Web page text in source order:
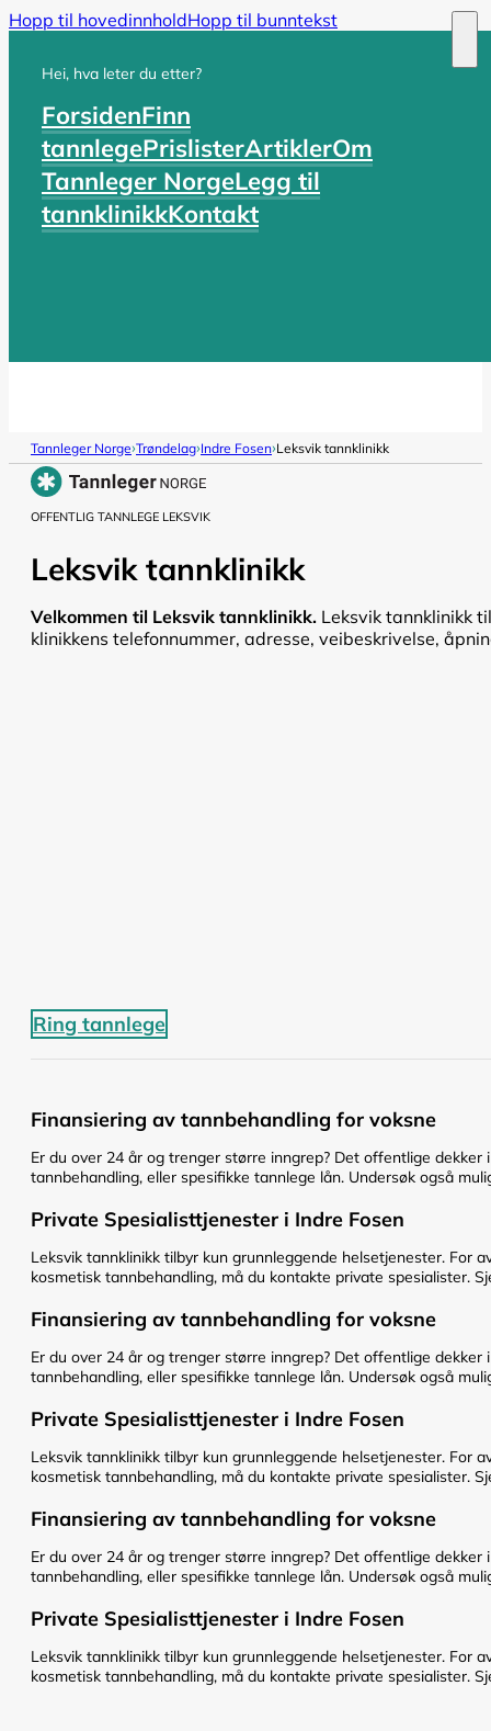
Hopp til hovedinnholdHopp til bunntekst
Hei, hva leter du etter?
ForsidenFinn
tannlegePrislisterArtiklerOm
Tannleger NorgeLegg til
tannklinikkKontakt
Tannleger Norge›Trøndelag›Indre Fosen›Leksvik tannklinikk
OFFENTLIG TANNLEGE LEKSVIK
Leksvik tannklinikk
Velkommen til Leksvik tannklinikk. Leksvik tannklinikk
klinikkens telefonnummer, adresse, veibeskrivelse,
Ring tannlege
Finansiering av tannbehandling for voksne
Er du over 24 år og trenger større inngrep? Det offentlige
tannbehandling, eller spesifikke tannlege lån. Undersøk også
Private Spesialisttjenester i Indre Fosen
Leksvik tannklinikk tilbyr kun grunnleggende helsetjenester. For
kosmetisk tannbehandling, må du kontakte private spesialister.
Finansiering av tannbehandling for voksne
Er du over 24 år og trenger større inngrep? Det offentlige
tannbehandling, eller spesifikke tannlege lån. Undersøk også
Private Spesialisttjenester i Indre Fosen
Leksvik tannklinikk tilbyr kun grunnleggende helsetjenester. For
kosmetisk tannbehandling, må du kontakte private spesialister.
Finansiering av tannbehandling for voksne
Er du over 24 år og trenger større inngrep? Det offentlige
tannbehandling, eller spesifikke tannlege lån. Undersøk også
Private Spesialisttjenester i Indre Fosen
Leksvik tannklinikk tilbyr kun grunnleggende helsetjenester. For
kosmetisk tannbehandling, må du kontakte private spesialister.